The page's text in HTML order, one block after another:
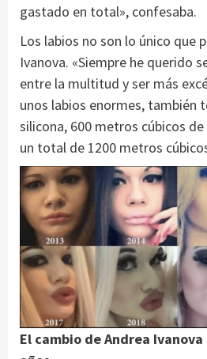
gastado en total», confesaba.
Los labios no son lo único que
Ivanova. «Siempre he querido
entre la multitud y ser más
unos labios enormes, también
silicona, 600 metros cúbicos
un total de 1200 metros
El cambio de Andrea